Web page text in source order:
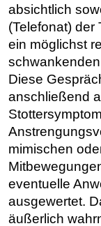
absichtlich
(Telefonat) der
ein möglichst
Diese
anschließend
mimischen
eventuelle
ausgewertet.
äußerlich